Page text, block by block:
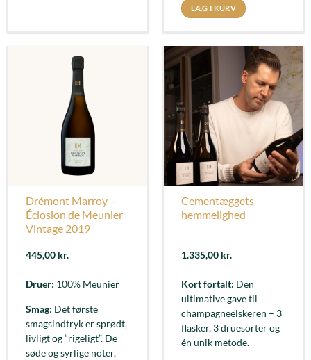
LÆG I KURV
Drémont Marroy –
Éclosion de Meunier
Vintage 2019
445,00 kr.
Druer: 100% Meunier
Smag: Det første
smagsindtryk er sprødt,
livligt og “rigeligt”. De
søde og syrlige noter,
Cementæggets
hemmelighed
1.335,00 kr.
Kort fortalt: Den
ultimative gave til
champagneelskeren – 3
flasker, 3 druesorter og
én unik metode.